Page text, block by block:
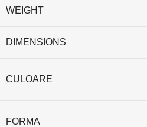
WEIGHT
DIMENSIONS
CULOARE
FORMA